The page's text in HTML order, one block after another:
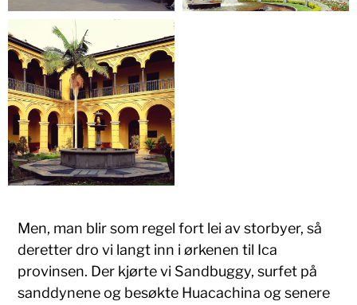
Men, man blir som regel fort lei av storbyer, så
deretter dro vi langt inn i ørkenen til Ica
provinsen. Der kjørte vi Sandbuggy, surfet på
sanddynene og besøkte Huacachina og senere